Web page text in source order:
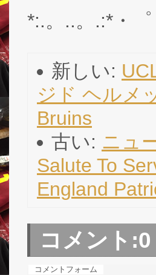
*:.。..。.:*・゜
新しい:
ジド ヘルメ
Bruins
古い: ニュ
Salute To
England
コメント:0
コメントフォーム